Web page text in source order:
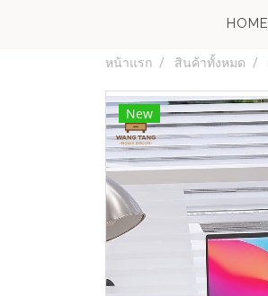
HOME
หน้าแรก สินค้าทั้งหมด
New